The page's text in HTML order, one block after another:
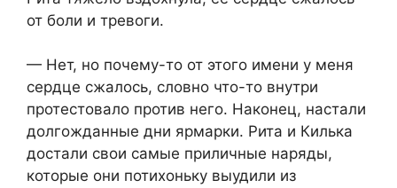
от боли и тревоги.
— Нет, но почему-то от этого имени у меня
сердце сжалось, словно что-то внутри
протестовало против него. Наконец, настали
долгожданные дни ярмарки. Рита и Килька
достали свои самые приличные наряды,
которые они потихоньку выудили из